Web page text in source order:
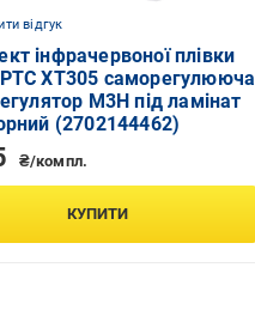
відгук
інфрачервоної плівки
XT305 саморегулююча
M3H під ламінат
(2702144462)
₴/компл.
КУПИТИ